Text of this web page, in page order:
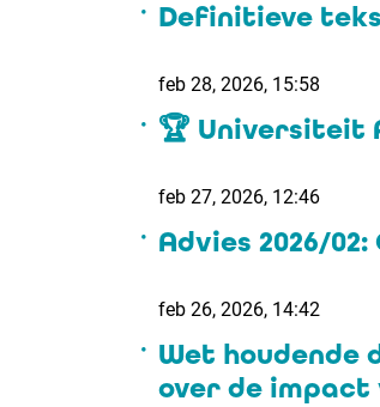
Definitieve
feb 28, 2026, 15:58
🏆 Universiteit
feb 27, 2026, 12:46
Advies 2026/
feb 26, 2026, 14:42
Wet houdende
over de impact